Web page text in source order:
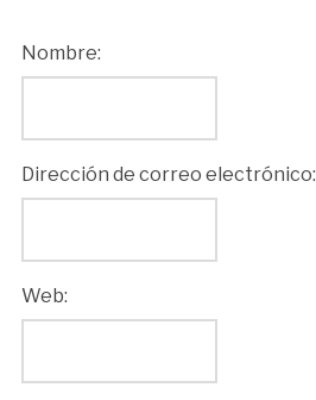
Nombre:
Dirección de correo electrónico:
Web: